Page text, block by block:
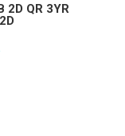
2D QR 3YR